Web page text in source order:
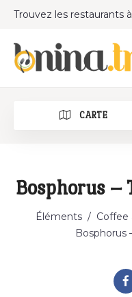
Trouvez les restaurants
CARTE
Catégorie
Bosphorus –
Éléments / Coffee
Bosphorus